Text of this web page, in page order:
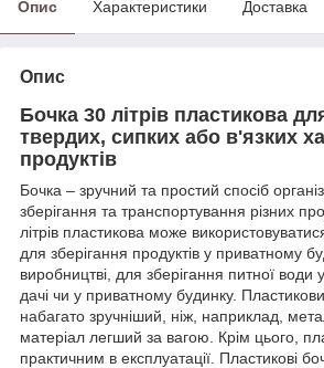
Опис Характеристики Доставка
Опис
Бочка 30 літрів пластикова
твердих, сипких або в'язких
продуктів
Бочка – зручний та простий спосіб
зберігання та транспортування різних
літрів пластикова може
для зберігання продуктів у приватному
виробництві, для зберігання питної води
дачі чи у приватному будинку.
набагато зручніший, ніж, наприклад,
матеріал легший за вагою. Крім цього,
практичним в експлуатації. Пластикові